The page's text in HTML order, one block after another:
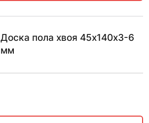
Доска пола хвоя 45х140х3-6
мм